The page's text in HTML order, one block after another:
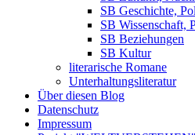
SB Geschichte,
SB Wissenschaft,
SB Beziehungen
SB Kultur
literarische Romane
Unterhaltungsliteratur
Über diesen Blog
Datenschutz
Impressum